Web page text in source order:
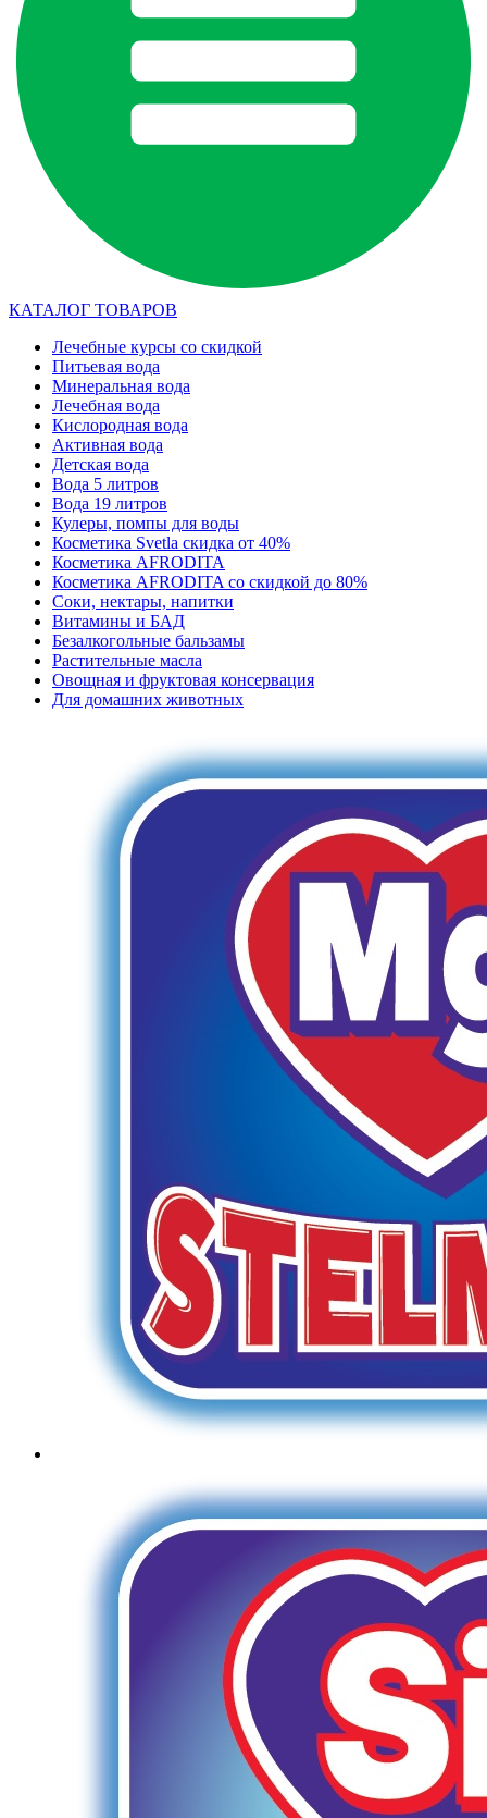
КАТАЛОГ ТОВАРОВ
Лечебные курсы со скидкой
Питьевая вода
Минеральная вода
Лечебная вода
Кислородная вода
Активная вода
Детская вода
Вода 5 литров
Вода 19 литров
Кулеры, помпы для воды
Косметика Svetla скидка от 40%
Косметика AFRODITA
Косметика AFRODITA со скидкой до 80%
Соки, нектары, напитки
Витамины и БАД
Безалкогольные бальзамы
Растительные масла
Овощная и фруктовая консервация
Для домашних животных